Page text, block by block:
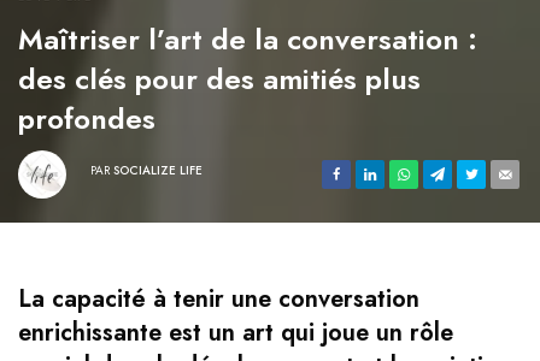
Maîtriser l’art de la conversation :
des clés pour des amitiés plus
profondes
PAR SOCIALIZE LIFE
La capacité à tenir une conversation
enrichissante est un art qui joue un rôle